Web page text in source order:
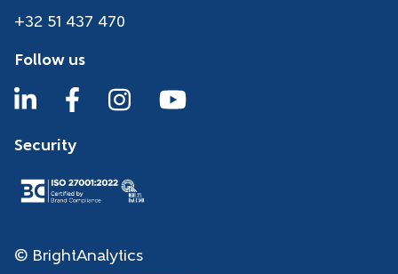
+32 51 437 470
Follow us
Security
© BrightAnalytics